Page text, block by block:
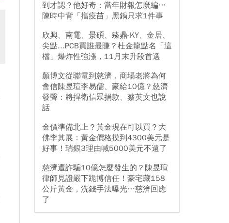
到才認？他好奇：當年財報怎麼編…
陳時中背「擋疫苗」黑鍋只求1件事
欣興、南電、景碩、臻鼎-KY、金居、
尖點...PCB買誰最賺？杜金龍點名「這
檔」爆炸性強漲，11月末升段首選
顏博文從聯電到慈濟，商場老將為何
會信陳昱瑄李易儒、豪給10億？慈濟
發聲：將捍衛信眾捐款、蔡英文也說
話
金價準備北上？黃金現在可以買？大
佛李其展：黃金價格摸到4300美元是
好事！瑞銀3理由喊5000美元不遠了
慈濟遭詐騙10億怎麼發生的？陳昱瑄
律師見證嚴下跪博信任！豪宅藏158
公斤黃金，洗錢手法曝光…慈濟回應
了